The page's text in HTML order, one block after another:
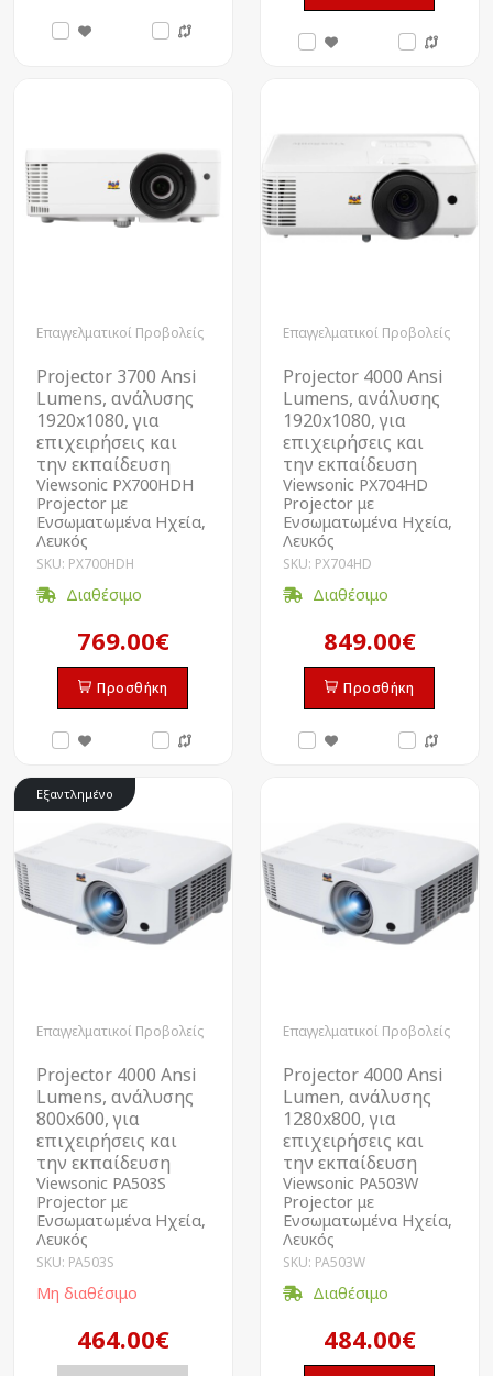
Επαγγελματικοί Προβολείς
Projector 3700 Ansi
Lumens, ανάλυσης
1920x1080, για
επιχειρήσεις και
την εκπαίδευση
Viewsonic PX700HDH
Projector με
Ενσωματωμένα Ηχεία,
Λευκός
SKU: PX700HDH
Διαθέσιμο
769.00€
Προσθήκη
Επαγγελματικοί Προβολείς
Projector 4000 Ansi
Lumens, ανάλυσης
1920x1080, για
επιχειρήσεις και
την εκπαίδευση
Viewsonic PX704HD
Projector με
Ενσωματωμένα Ηχεία,
Λευκός
SKU: PX704HD
Διαθέσιμο
849.00€
Προσθήκη
Εξαντλημένο
Επαγγελματικοί Προβολείς
Projector 4000 Ansi
Lumens, ανάλυσης
800x600, για
επιχειρήσεις και
την εκπαίδευση
Viewsonic PA503S
Projector με
Ενσωματωμένα Ηχεία,
Λευκός
SKU: PA503S
Μη διαθέσιμο
464.00€
Επαγγελματικοί Προβολείς
Projector 4000 Ansi
Lumen, ανάλυσης
1280x800, για
επιχειρήσεις και
την εκπαίδευση
Viewsonic PA503W
Projector με
Ενσωματωμένα Ηχεία,
Λευκός
SKU: PA503W
Διαθέσιμο
484.00€